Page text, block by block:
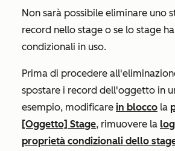
Non sarà possibile eliminare uno
record nello stage o se lo stage
condizionali in uso.
Prima di procedere
spostare i record dell'oggetto in
esempio, modificare in blocco la
[Oggetto] Stage, rimuovere la
proprietà condizionali dello